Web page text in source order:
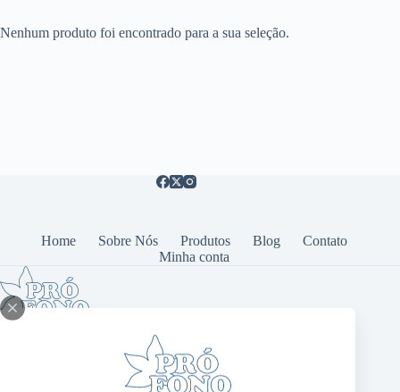
Nenhum produto foi encontrado para a sua seleção.
Home Sobre Nós Produtos Blog
Contato
Minha conta
Estamos acompanhando de perto as novas tecnologias,
desenvolvendo produtos inovadores como aplicativos e